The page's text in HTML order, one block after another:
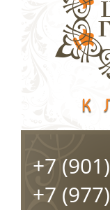
+7 (901)
+7 (977)